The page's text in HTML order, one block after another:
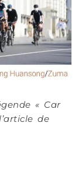
« Car
de